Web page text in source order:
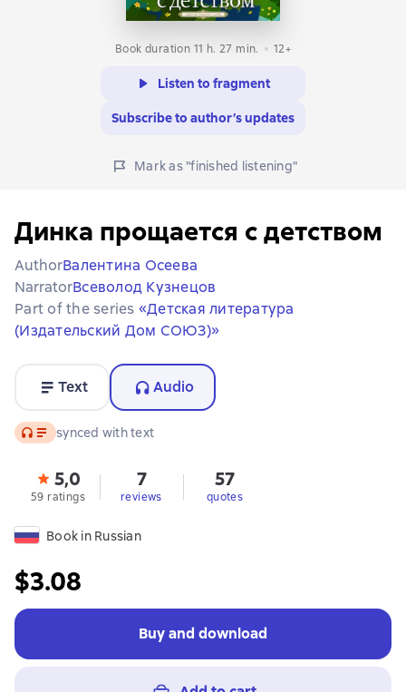
Book duration 11 h. 27 min. 12+
Listen to fragment
Subscribe to author’s updates
Mark as "finished listening"
Динка прощается с детством
AuthorВалентина Осеева
NarratorВсеволод Кузнецов
Part of the series «Детская литература
(Издательский Дом СОЮЗ)»
Text Audio
Audio synced with text
5,0
59 ratings
7
reviews
57
quotes
Book in Russian
$3.08
Buy and download